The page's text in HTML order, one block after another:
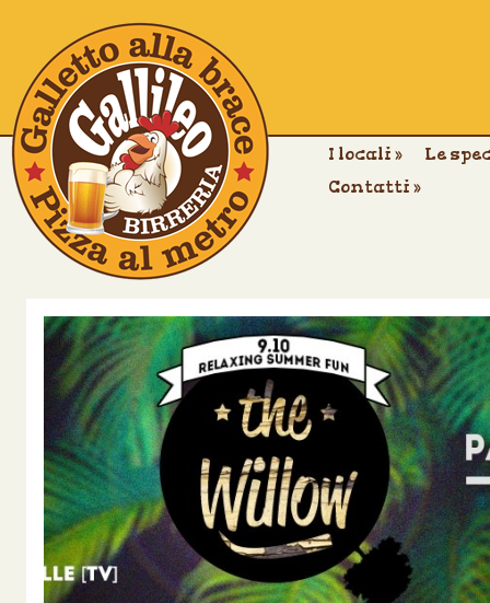
I locali »
Le
Contatti »